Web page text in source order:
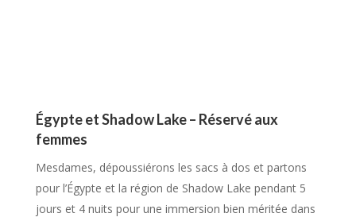
Égypte et Shadow Lake – Réservé aux
femmes
Mesdames, dépoussiérons les sacs à dos et partons
pour l’Égypte et la région de Shadow Lake pendant 5
jours et 4 nuits pour une immersion bien méritée dans